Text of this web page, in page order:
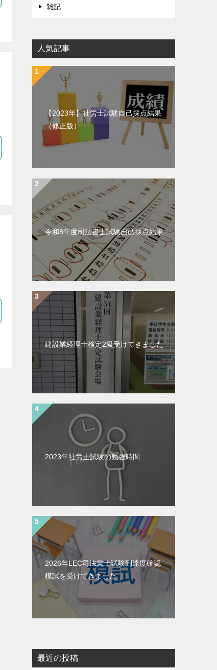
雑記
人気記事
【2023年】社労士試験自己採点結果
（修正版）
令和8年度司法書士試験自己採点結果
建設業経理士検定2級受けてきました
2023年社労士試験の勉強時間
2026年LEC司法書士試験到達度確認
模試を受けてきました
最近の投稿